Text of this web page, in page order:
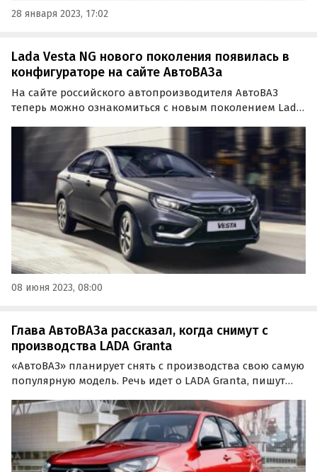
28 января 2023, 17:02
Lada Vesta NG нового поколения появилась в
конфигураторе на сайте АвтоВАЗа
На сайте российского автопроизводителя АвтоВАЗ
теперь можно ознакомиться с новым поколением Lada
технические характеристики, комплектации и
рекомендованные розничные цены на этот
автомобиль.
08 июня 2023, 08:00
Глава АвтоВАЗа рассказал, когда снимут с
производства LADA Granta
«АвтоВАЗ» планирует снять с производства свою самую
популярную модель. Речь идет о LADA Granta, пишут
в беседе с журналистами в ходе брифинга на
Петербургском международном экономическом
форуме…